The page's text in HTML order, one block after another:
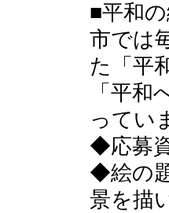
■平和
市では
た「平
「平
ってい
◆応募
◆絵の
景を描